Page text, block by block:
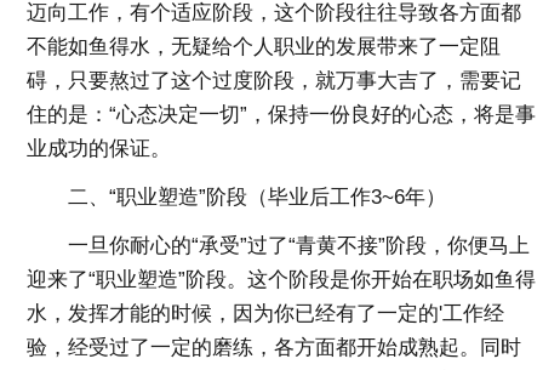
迈向工作，有个适应阶段，这个阶段往往导致各方面都
不能如鱼得水，无疑给个人职业的发展带来了一定阻
碍，只要熬过了这个过度阶段，就万事大吉了，需要记
住的是：“心态决定一切”，保持一份良好的心态，将是事
业成功的保证。
二、“职业塑造”阶段（毕业后工作3~6年）
一旦你耐心的“承受”过了“青黄不接”阶段，你便马上
迎来了“职业塑造”阶段。这个阶段是你开始在职场如鱼得
水，发挥才能的时候，因为你已经有了一定的'工作经
验，经受过了一定的磨练，各方面都开始成熟起。同时